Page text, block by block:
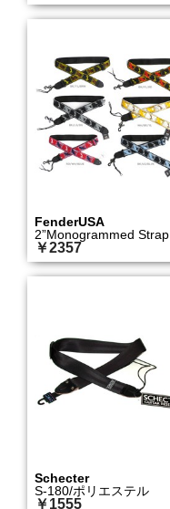
FenderUSA
2”Monogrammed Strap
￥2357
Schecter
S-180/ポリエステル
￥1555